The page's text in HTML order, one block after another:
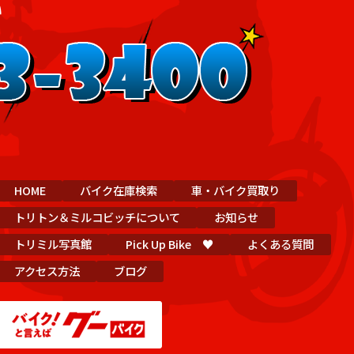
HOME バイク在庫検索
車・バイク買取り
トリトン＆ミルコビッチについて
お知らせ
トリミル写真館
Pick Up Bike ♥
よくある質問
アクセス方法
ブログ